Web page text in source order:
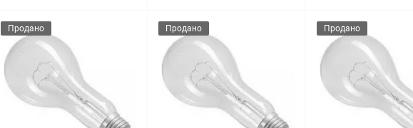
Продано Продано Продано